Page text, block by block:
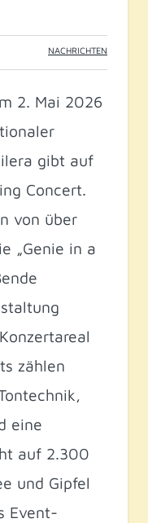
NACHRICHTEN
2. Mai 2026
gibt auf
Concert.
von über
„Genie in a
zählen
eine
auf 2.300
und Gipfel
Event-